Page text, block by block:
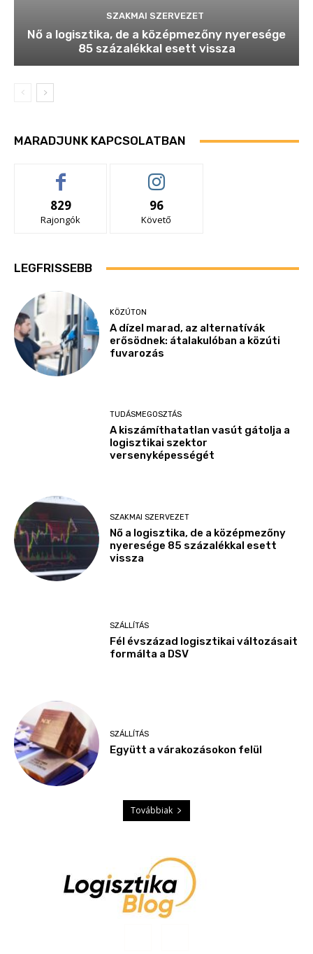
SZAKMAI SZERVEZET
Nő a logisztika, de a középmezőny nyeresége
85 százalékkal esett vissza
MARADJUNK KAPCSOLATBAN
829
Rajongók
96
Követő
LEGFRISSEBB
KÖZÚTON
A dízel marad, az alternatívák
erősödnek: átalakulóban a közúti
fuvarozás
TUDÁSMEGOSZTÁS
A kiszámíthatatlan vasút gátolja a
logisztikai szektor
versenyképességét
SZAKMAI SZERVEZET
Nő a logisztika, de a középmezőny
nyeresége 85 százalékkal esett
vissza
SZÁLLÍTÁS
Fél évszázad logisztikai változásait
formálta a DSV
SZÁLLÍTÁS
Együtt a várakozásokon felül
Továbbiak